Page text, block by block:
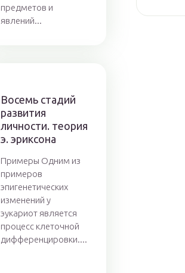
предметов и
явлений...
Восемь стадий
развития
личности. теория
э. эриксона
Примеры Одним из
примеров
эпигенетических
изменений у
эукариот является
процесс клеточной
дифференцировки....